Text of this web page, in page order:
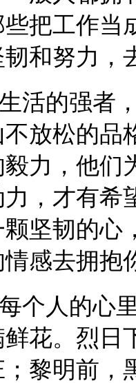
把工作当
和努力，
活的强者
不放松的
力，他们
，才有希
坚韧的心
感去拥抱
个人的心
花。烈日
黎明前，